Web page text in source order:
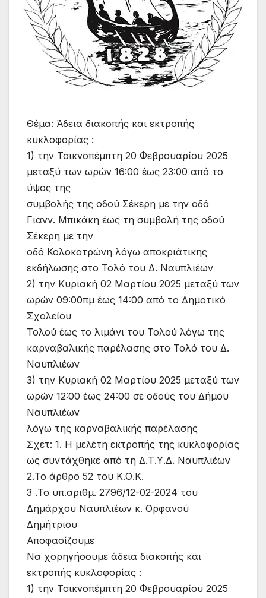
Θέμα: Άδεια διακοπής και εκτροπής
κυκλοφορίας :
1) την Τσικνοπέμπτη 20 Φεβρουαρίου 2025
μεταξύ των ωρών 16:00 έως 23:00 από το
ύψος της
συμβολής της οδού Σέκερη με την οδό
Γιανν. Μπικάκη έως τη συμβολή της οδού
Σέκερη με την
οδό Κολοκοτρώνη λόγω αποκριάτικης
εκδήλωσης στο Τολό του Δ. Ναυπλιέων
2) την Κυριακή 02 Μαρτίου 2025 μεταξύ των
ωρών 09:00πμ έως 14:00 από το Δημοτικό
Σχολείου
Τολού έως το λιμάνι του Τολού λόγω της
καρναβαλικής παρέλασης στο Τολό του Δ.
Ναυπλιέων
3) την Κυριακή 02 Μαρτίου 2025 μεταξύ των
ωρών 12:00 έως 24:00 σε οδούς του Δήμου
Ναυπλιέων
λόγω της καρναβαλικής παρέλασης
Σχετ: 1. Η μελέτη εκτροπής της κυκλοφορίας
ως συντάχθηκε από τη Δ.Τ.Υ.Δ. Ναυπλιέων
2.Το άρθρο 52 του Κ.Ο.Κ.
3 .Το υπ.αριθμ. 2796/12-02-2024 του
Δημάρχου Ναυπλιέων κ. Ορφανού
Δημήτριου
Αποφασίζουμε
Να χορηγήσουμε άδεια διακοπής και
εκτροπής κυκλοφορίας :
1) την Τσικνοπέμπτη 20 Φεβρουαρίου 2025